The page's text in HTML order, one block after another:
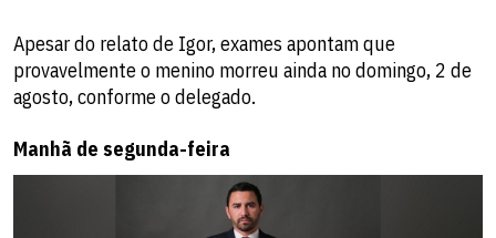
Apesar do relato de Igor, exames apontam que
provavelmente o menino morreu ainda no domingo, 2 de
agosto, conforme o delegado.
Manhã de segunda-feira